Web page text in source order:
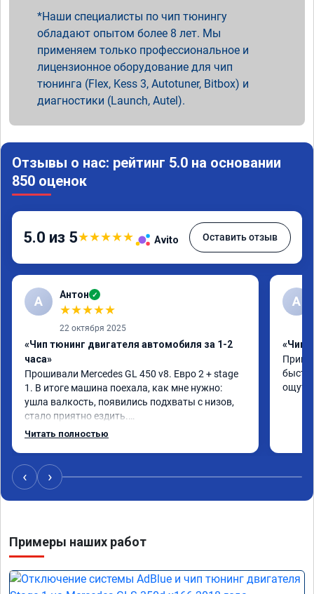
Наши специалисты по чип тюнингу
обладают опытом более 8 лет. Мы
применяем только профессиональное и
лицензионное оборудование для чип
тюнинга (Flex, Kess 3, Autotuner, Bitbox) и
диагностики (Launch, Autel).
Отзывы о нас: рейтинг 5.0 на основании
850 оценок
5.0 из 5★★★★★ Avito Оставить отзыв
А Антон ✓
★★★★★
22 октября 2025
«Чип тюнинг двигателя автомобиля за 1-2
часа»
Прошивали Mercedes GL 450 v8. Евро 2 + stage
1. В итоге машина поехала, как мне нужно:
ушла валкость, появились подхваты с низов,
стало приятно ездить.
Одни из лучших трат, в авто! 🔥
Читать полностью
A
«Чип
‹ ›
Примеры наших работ